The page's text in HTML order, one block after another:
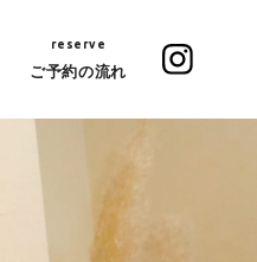
reserve
ご予約の流れ